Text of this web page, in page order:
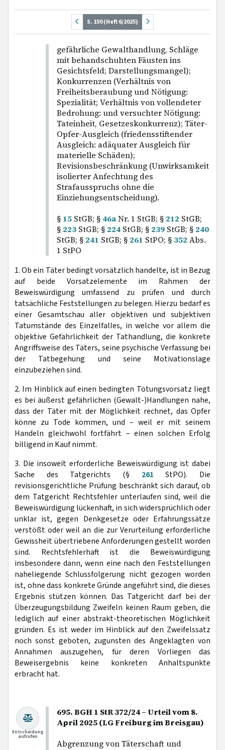
S. 150 (Heft 6/2025)
gefährliche Gewalthandlung, Schläge
mit behandschuhten Fäusten ins
Gesichtsfeld; Darstellungsmangel);
Konkurrenzen (Verhältnis von
Freiheitsberaubung und Nötigung:
Spezialität; Verhältnis von vollendeter
Bedrohung: und versuchter Nötigung:
Tateinheit, Gesetzeskonkurrenz); Täter-
Opfer-Ausgleich (friedensstiftender
Ausgleich: adäquater Ausgleich für
materielle Schäden);
Revisionsbeschränkung (Unwirksamkeit
isolierter Anfechtung des
Strafausspruchs ohne die
Einziehungsentscheidung).
§ 15 StGB; § 46aNr. 1 StGB; § 212 StGB;
§ 223 StGB; § 224 StGB; § 239 StGB; § 240
StGB; § 241 StGB; § 261 StPO; § 352 Abs.
1 StPO
1. Ob ein Täter bedingt vorsätzlich handelte, ist in Bezug
auf beide Vorsatzelemente im Rahmen der
Beweiswürdigung umfassend zu prüfen und durch
tatsächliche Feststellungen zu belegen. Hierzu bedarf es
einer Gesamtschau aller objektiven und subjektiven
Tatumstände des Einzelfalles, in welche vor allem die
objektive Gefährlichkeit der Tathandlung, die konkrete
Angriffsweise des Täters, seine psychische Verfassung bei
der Tatbegehung und seine Motivationslage
einzubeziehen sind.
2. Im Hinblick auf einen bedingten Tötungsvorsatz liegt
es bei äußerst gefährlichen (Gewalt-)Handlungen nahe,
dass der Täter mit der Möglichkeit rechnet, das Opfer
könne zu Tode kommen, und – weil er mit seinem
Handeln gleichwohl fortfährt – einen solchen Erfolg
billigend in Kauf nimmt.
3. Die insoweit erforderliche Beweiswürdigung ist dabei
Sache des Tatgerichts (§ 261 StPO). Die
revisionsgerichtliche Prüfung beschränkt sich darauf, ob
dem Tatgericht Rechtsfehler unterlaufen sind, weil die
Beweiswürdigung lückenhaft, in sich widersprüchlich oder
unklar ist, gegen Denkgesetze oder Erfahrungssätze
verstößt oder weil an die zur Verurteilung erforderliche
Gewissheit übertriebene Anforderungen gestellt worden
sind. Rechtsfehlerhaft ist die Beweiswürdigung
insbesondere dann, wenn eine nach den Feststellungen
naheliegende Schlussfolgerung nicht gezogen worden
ist, ohne dass konkrete Gründe angeführt sind, die dieses
Ergebnis stützen können. Das Tatgericht darf bei der
Überzeugungsbildung Zweifeln keinen Raum geben, die
lediglich auf einer abstrakt-theoretischen Möglichkeit
gründen. Es ist weder im Hinblick auf den Zweifelssatz
noch sonst geboten, zugunsten des Angeklagten von
Annahmen auszugehen, für deren Vorliegen das
Beweisergebnis keine konkreten Anhaltspunkte
erbracht hat.
695. BGH 1 StR 372/24 – Urteil vom 8.
April 2025 (LG Freiburg im Breisgau)
Abgrenzung von Täterschaft und
Entscheidung
aufrufen